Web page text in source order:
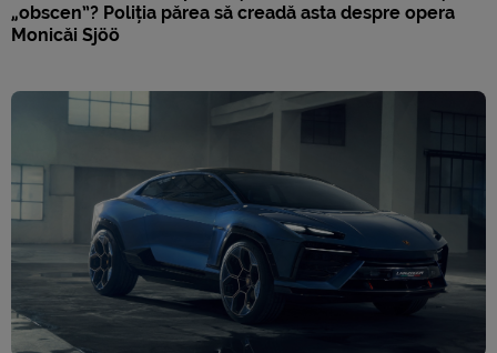
„obscen”? Poliția părea să creadă asta despre opera
Monicăi Sjöö